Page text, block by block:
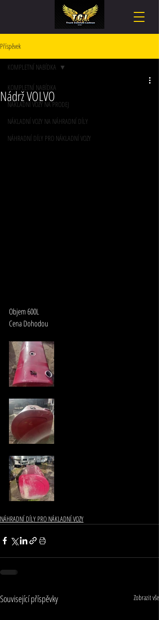
Příspěvek
KOMPLETNÍ NABÍDKA
NÁKLADNÍ VOZY NA PRODEJ
NÁKLADNÍ VOZY NA NÁHRADNÍ DÍLY
NÁHRADNÍ DÍLY PRO NÁKLADNÍ VOZY
KOMPLETNÍ NABÍDKA
Nádrž VOLVO
Objem 600L
Cena Dohodou
NÁHRADNÍ DÍLY PRO NÁKLADNÍ VOZY
Související příspěvky Zobrazit vše